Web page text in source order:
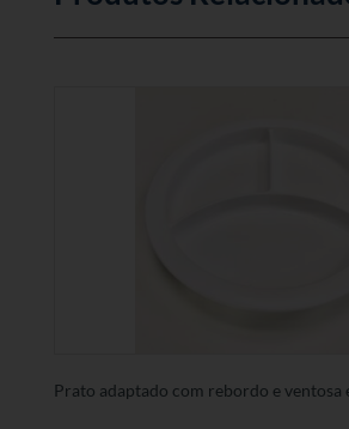
Prato adaptado com rebordo e ventosa